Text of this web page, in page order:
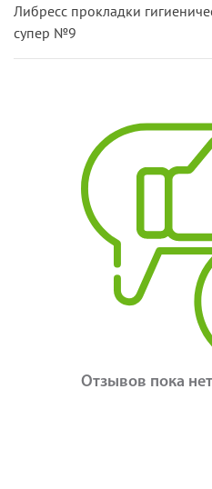
Либресс прокладки
супер №9
Отзывов пока нет